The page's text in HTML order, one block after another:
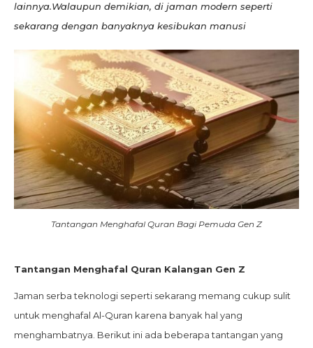
lainnya.Walaupun demikian, di jaman modern seperti
sekarang dengan banyaknya kesibukan manusi
Tantangan Menghafal Quran Bagi Pemuda Gen Z
Tantangan Menghafal Quran Kalangan Gen Z
Jaman serba teknologi seperti sekarang memang cukup sulit
untuk menghafal Al-Quran karena banyak hal yang
menghambatnya. Berikut ini ada beberapa tantangan yang